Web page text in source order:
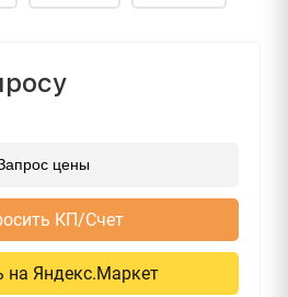
цены
КП/Счет
на Яндекс.Маркет